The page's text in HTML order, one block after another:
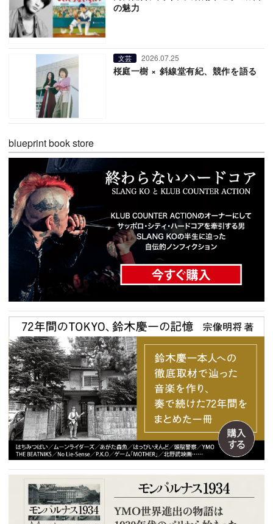
の魅力
文芸 2026.07.25
桜庭一樹 × 斜線堂有紀、競作を語る
blueprint book store